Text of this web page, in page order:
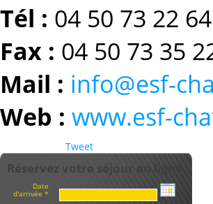
Tél : 04 50 73 22 64
Fax : 04 50 73 35
Mail : info@esf-
Web : www.esf-
Tweet
Réservez votre séjour en ligne
Date
d'arrivée *